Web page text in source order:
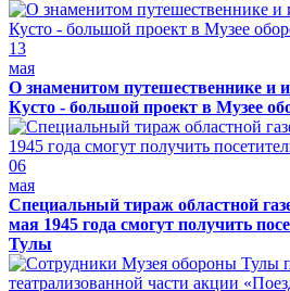
13
мая
О знаменитом путешественнике и
Кусто - большой проект в Музее
06
мая
Специальный тираж областной
мая 1945 года смогут получить
Тулы